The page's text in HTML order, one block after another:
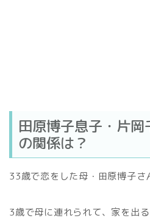
田原博子息子・片
の関係は？
33歳で恋をした母・田原博子さ
3歳で母に連れられて、家を出